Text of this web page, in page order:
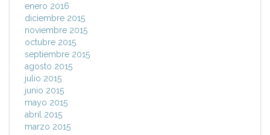
enero 2016
diciembre 2015
noviembre 2015
octubre 2015
septiembre 2015
agosto 2015
julio 2015
junio 2015
mayo 2015
abril 2015
marzo 2015